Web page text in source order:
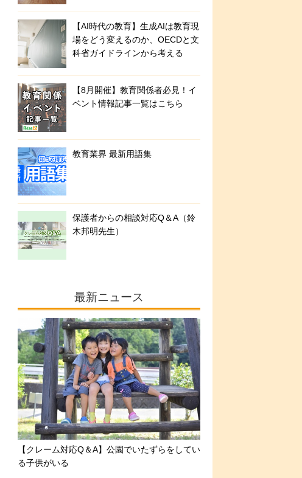
【AI時代の教育】生成AIは教育現
場をどう変えるのか、OECDと文
科省ガイドラインから考える
【8月開催】教育関係者必見！イ
ベント情報記事一覧はこちら
教育業界 最新用語集
保護者からの相談対応Q＆A（鈴
木邦明先生）
最新ニュース
【クレーム対応Q＆A】公園でいたずらをしてい
る子供がいる